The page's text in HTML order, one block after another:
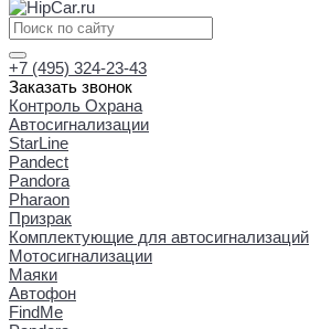
+7 (495) 324-23-43
Заказать звонок
Контроль Охрана
Автосигнализации
StarLine
Pandect
Pandora
Pharaon
Призрак
Комплектующие для автосигнализаций
Мотосигнализации
Маяки
Автофон
FindMe